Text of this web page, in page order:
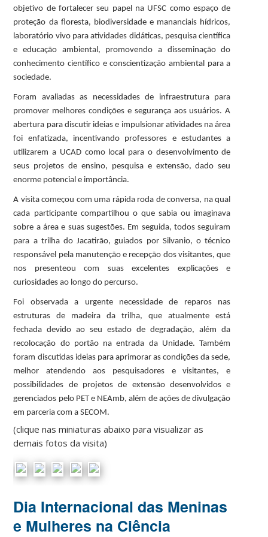
objetivo de fortalecer seu papel na UFSC como espaço de
proteção da floresta, biodiversidade e mananciais hídricos,
laboratório vivo para atividades didáticas, pesquisa científica
e educação ambiental, promovendo a disseminação do
conhecimento científico e conscientização ambiental para a
sociedade.
Foram avaliadas as necessidades de infraestrutura para
promover melhores condições e segurança aos usuários. A
abertura para discutir ideias e impulsionar atividades na área
foi enfatizada, incentivando professores e estudantes a
utilizarem a UCAD como local para o desenvolvimento de
seus projetos de ensino, pesquisa e extensão, dado seu
enorme potencial e importância.
A visita começou com uma rápida roda de conversa, na qual
cada participante compartilhou o que sabia ou imaginava
sobre a área e suas sugestões. Em seguida, todos seguiram
para a trilha do Jacatirão, guiados por Silvanio, o técnico
responsável pela manutenção e recepção dos visitantes, que
nos presenteou com suas excelentes explicações e
curiosidades ao longo do percurso.
Foi observada a urgente necessidade de reparos nas
estruturas de madeira da trilha, que atualmente está
fechada devido ao seu estado de degradação, além da
recolocação do portão na entrada da Unidade. Também
foram discutidas ideias para aprimorar as condições da sede,
melhor atendendo aos pesquisadores e visitantes, e
possibilidades de projetos de extensão desenvolvidos e
gerenciados pelo PET e NEAmb, além de ações de divulgação
em parceria com a SECOM.
(clique nas miniaturas abaixo para visualizar as
demais fotos da visita)
Dia Internacional das Meninas
e Mulheres na Ciência